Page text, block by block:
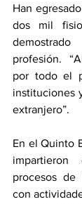
Han
dos mil
profesión.
por todo el
instituciones
extranjero”.
En el Quinto
impartieron
procesos de
con